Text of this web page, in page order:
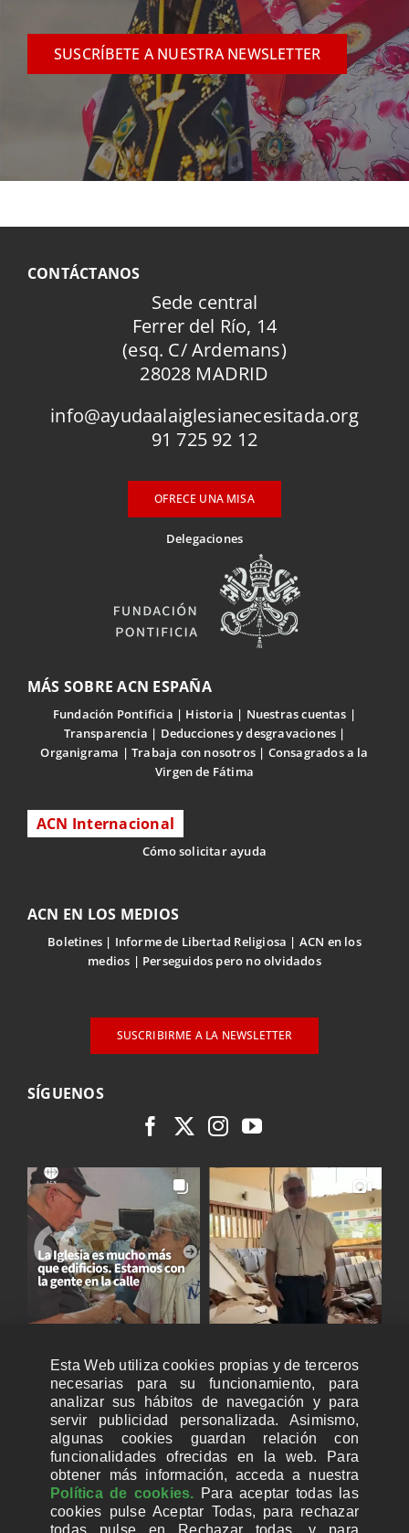
SUSCRÍBETE A NUESTRA NEWSLETTER
CONTÁCTANOS
Sede central
Ferrer del Río, 14
(esq. C/ Ardemans)
28028 MADRID
info@ayudaalaiglesianecesitada.org
91 725 92 12
OFRECE UNA MISA
Delegaciones
MÁS SOBRE ACN ESPAÑA
Fundación Pontificia Historia
Nuestras cuentas
Transparencia
Deducciones y desgravaciones
Organigrama
Trabaja con nosotros
Consagrados a la
Virgen de Fátima
ACN Internacional
Cómo solicitar ayuda
ACN EN LOS MEDIOS
Boletines Informe de Libertad Religiosa
ACN en los
medios
Perseguidos pero no olvidados
SUSCRIBIRME A LA NEWSLETTER
SÍGUENOS
Esta Web utiliza cookies propias y de terceros
necesarias para su funcionamiento, para
analizar sus hábitos de navegación y para
servir publicidad personalizada. Asimismo,
algunas cookies guardan relación con
funcionalidades ofrecidas en la web. Para
obtener más información, acceda a nuestra
Política de cookies. Para aceptar todas las
cookies pulse Aceptar Todas, para rechazar
todas pulse en Rechazar todas, y para